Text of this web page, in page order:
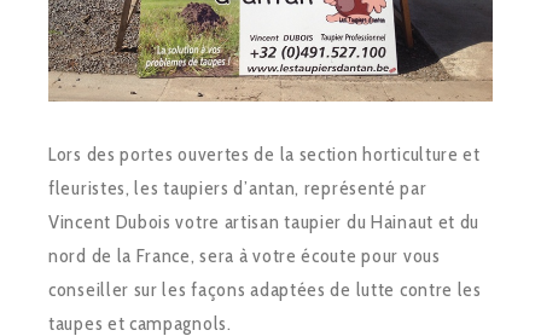
Lors des portes ouvertes de la section horticulture et
fleuristes, les taupiers d’antan, représenté par
Vincent Dubois votre artisan taupier du Hainaut et du
nord de la France, sera à votre écoute pour vous
conseiller sur les façons adaptées de lutte contre les
taupes et campagnols.